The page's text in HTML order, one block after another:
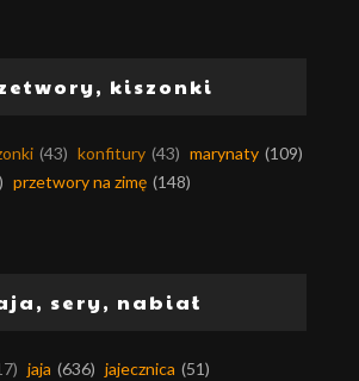
kiszonki
(43) konfitury (43) marynaty (109)
przetwory na zimę (148)
sery, nabiał
jaja (636) jajecznica (51)